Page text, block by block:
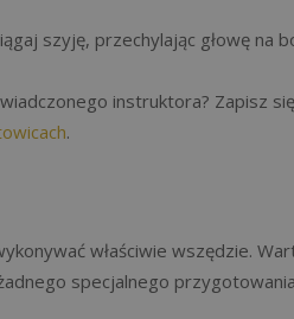
szyję, przechylając głowę na
instruktora? Zapisz
.
właściwie wszędzie.
specjalnego